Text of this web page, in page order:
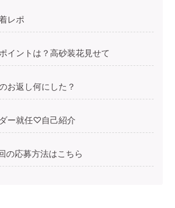
レポ
ントは？高砂装花見せて
返し何にした？
ー就任♡自己紹介
の応募方法はこちら